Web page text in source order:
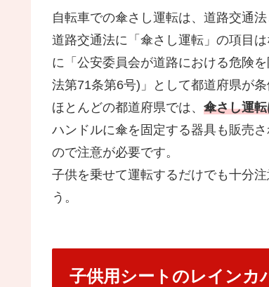
自転車での傘さし運転は、道路交通
道路交通法に「傘さし運転」の項目
に「公安委員会が道路における危険
法第71条第6号)」として都道府県が
ほとんどの都道府県では、 傘さし運
ハンドルに傘を固定する器具も販売
ので注意が必要です。
子供を乗せて運転するだけでも十分注
う。
子供用シートのレインカ